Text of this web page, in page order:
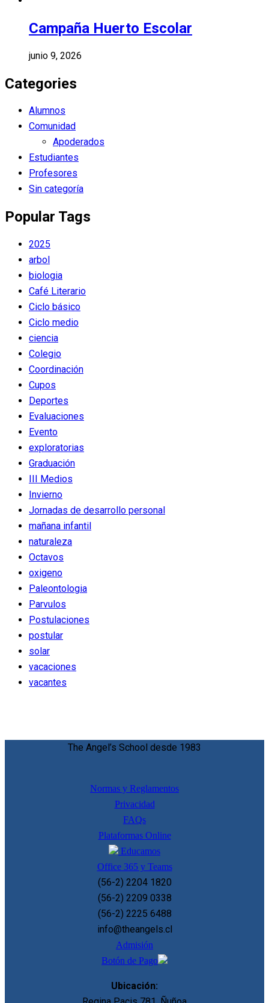
Campaña Huerto Escolar
junio 9, 2026
Categories
Alumnos
Comunidad
Apoderados
Estudiantes
Profesores
Sin categoría
Popular Tags
2025
arbol
biologia
Café Literario
Ciclo básico
Ciclo medio
ciencia
Colegio
Coordinación
Cupos
Deportes
Evaluaciones
Evento
exploratorias
Graduación
III Medios
Invierno
Jornadas de desarrollo personal
mañana infantil
naturaleza
Octavos
oxigeno
Paleontologia
Parvulos
Postulaciones
postular
solar
vacaciones
vacantes
The Angel’s School desde 1983
Normas y Reglamentos
Privacidad
FAQs
Plataformas Online
Educamos
Office 365 y Teams
(56-2) 2204 1820
(56-2) 2209 0338
(56-2) 2225 6488
info@theangels.cl
Admisión
Botón de Pago
Ubicación: